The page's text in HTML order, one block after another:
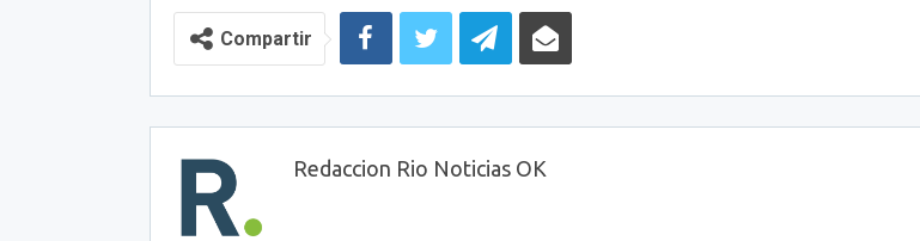
Compartir
Redaccion Rio Noticias OK